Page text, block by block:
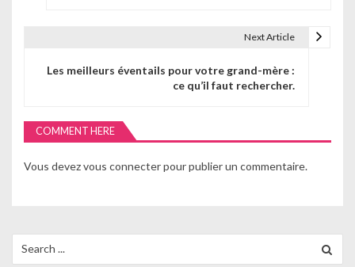
t
i
d
Next Article
Les meilleurs éventails pour votre grand-mère :
ce qu’il faut rechercher.
COMMENT HERE
Vous devezvous connecterpour publier un commentaire.
for: